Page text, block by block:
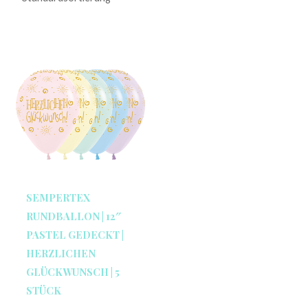
SEMPERTEX
RUNDBALLON | 12″
PASTEL GEDECKT |
HERZLICHEN
GLÜCKWUNSCH | 5
STÜCK